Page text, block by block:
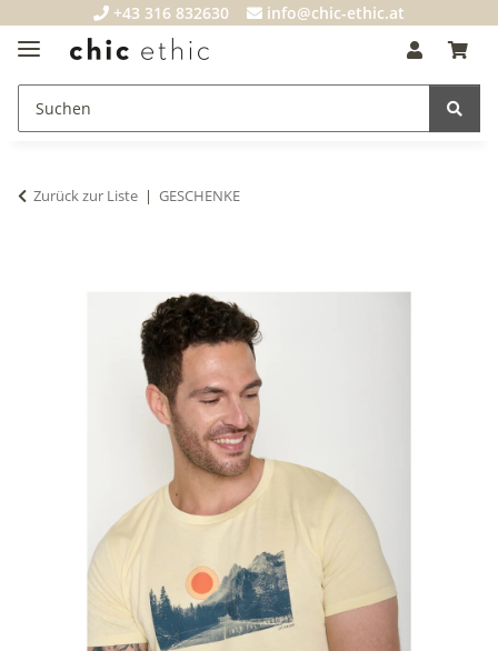
+43 316 832630 info@chic-ethic.at
Zurück zur Liste GESCHENKE